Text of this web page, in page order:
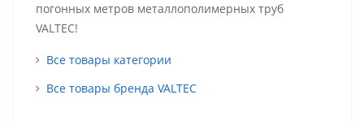
погонных метров металлополимерных труб
VALTEC!
Все товары категории
Все товары бренда VALTEC